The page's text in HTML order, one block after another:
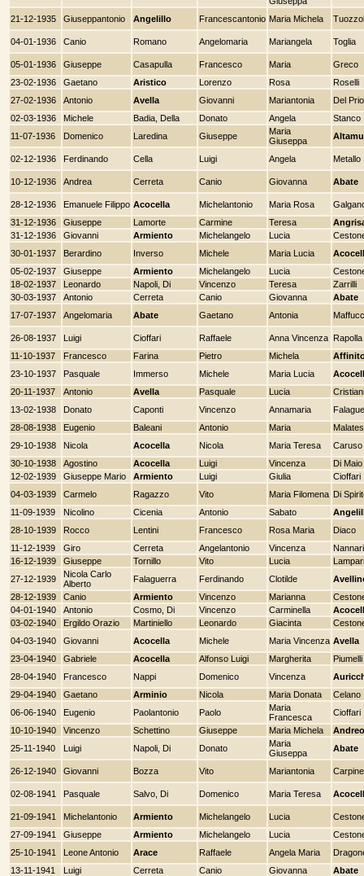
21-12-1935 Giuseppantonio Angelillo Francescantonio Maria Michela
04-01-1936 Canio Romano Angelomaria Mariangela Toglia
05-01-1936 Giuseppe Casapulla Francesco Maria
Greco
23-02-1936
Gaetano Aristico Lorenzo Rosa
Roselli
27-02-1936
Antonio Avella Giovanni Mariantonia
Del
02-03-1936
Michele Badia, Della Donato Angela
Stanco
11-07-1936
Domenico Laredina Giuseppe
Maria
Giuseppa
02-12-1936 Ferdinando Cella Luigi Angela Metallo
10-12-1936 Andrea Cerreta Canio Giovanna Abate
28-12-1936 Emanuele Filippo Acocella Michelantonio Maria Rosa
31-12-1936
Giuseppe Lamorte Carmine Teresa
31-12-1936
Giovanni Armiento Michelangelo Lucia
30-01-1937
Berardino Inverso Michele Maria Lucia
05-02-1937
Giuseppe Armiento Michelangelo Lucia
18-02-1937
Leonardo Napoli, Di Vincenzo Teresa
Zarrilli
30-03-1937
Antonio Cerreta Canio Giovanna
Abate
17-07-1937
Angelomaria Abate Gaetano Antonia
26-08-1937 Luigi Cioffari Raffaele Anna Vincenza Rapolla
11-10-1937
Francesco Farina Pietro Michela
23-10-1937
Pasquale Immerso Michele Maria Lucia
20-11-1937
Antonio Avella Pasquale Lucia
Cristiani
13-02-1938
Donato Caponti Vincenzo Annamaria
28-08-1938
Eugenio Baleani Antonio Maria
29-10-1938
Nicola Acocella Nicola Maria Teresa
Caruso
30-10-1938
Agostino Acocella Luigi Vincenza
Di Maio
12-02-1939
Giuseppe Mario Armiento Luigi Giulia
Cioffari
04-03-1939
Carmelo Ragazzo Vito Maria Filomena Di
11-09-1939
Nicolino Cicenia Antonio Sabato
28-10-1939
Rocco Lentini Francesco Rosa Maria
Diaco
11-12-1939
Giro Cerreta Angelantonio Vincenza
16-12-1939
Giuseppe Tornillo Vito Lucia
27-12-1939
Nicola Carlo
Alberto
Falaguerra Ferdinando Clotilde
28-12-1939
Canio Armiento Vincenzo Marianna
04-01-1940
Antonio Cosmo, Di Vincenzo Carminella
03-02-1940
Ergildo Orazio Martiniello Leonardo Giacinta
04-03-1940
Giovanni Acocella Michele Maria Vincenza Avella
23-04-1940
Gabriele Acocella Alfonso Luigi Margherita
Piumelli
28-04-1940
Francesco Nappi Domenico Vincenza
29-04-1940
Gaetano Arminio Nicola Maria Donata
Celano
06-06-1940
Eugenio Paolantonio Paolo
Maria
Francesca
Cioffari
10-10-1940
Vincenzo Schettino Giuseppe Maria Michela
25-11-1940
Luigi Napoli, Di Donato
Maria
Giuseppa
Abate
26-12-1940 Giovanni Bozza Vito Mariantonia
02-08-1941 Pasquale Salvo, Di Domenico Maria Teresa
21-09-1941 Michelantonio Armiento Michelangelo Lucia
27-09-1941
Giuseppe Armiento Michelangelo Lucia
25-10-1941
Leone Antonio Arace Raffaele Angela Maria
13-11-1941
Luigi Cerreta Canio Giovanna
Abate